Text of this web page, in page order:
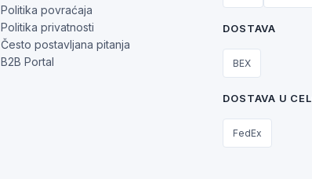
Politika povraćaja
Politika privatnosti
Često postavljana pitanja
B2B Portal
DOSTAVA
BEX
DOSTAVA U
FedEx